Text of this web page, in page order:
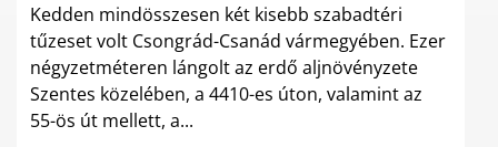
Kedden mindösszesen két kisebb szabadtéri
tűzeset volt Csongrád-Csanád vármegyében. Ezer
négyzetméteren lángolt az erdő aljnövényzete
Szentes közelében, a 4410-es úton, valamint az
55-ös út mellett, a...